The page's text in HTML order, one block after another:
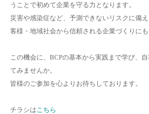
うことで初めて企業を守る力となります。
災害や感染症など、予測できないリスクに備
客様・地域社会から信頼される企業づくりにも
この機会に、BCPの基本から実践まで学び、
てみませんか。
皆様のご参加を心よりお待ちしております。
チラシは こちら